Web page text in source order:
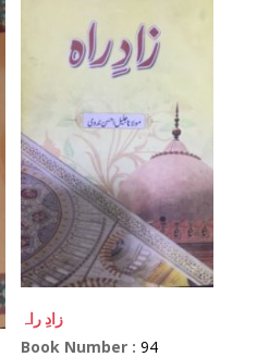
زادِ راہ
Book Number :94